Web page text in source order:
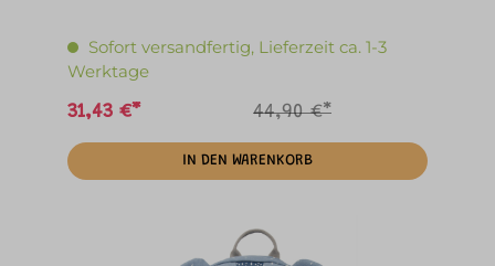
Sofort versandfertig, Lieferzeit ca. 1-3
Werktage
31,43 €* 44,90 €*
IN DEN WARENKORB